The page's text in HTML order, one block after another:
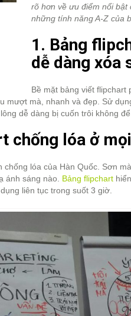
rõ hơn về ưu điểm nổi bật
những tính năng A-Z của
1. Bảng
dễ dàng xóa
Bề mặt bảng viết flipchart
mượt mà, nhanh và đẹp. Sử
dễ dàng bị cuốn trôi không
chống lóa ở
lóa của Hàn Quốc. Sơn
ánh sáng nào. Bảng flipchart
liên tục trong suốt 3 giờ.